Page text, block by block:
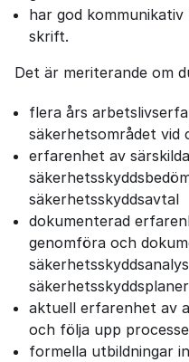
har god
skrift.
Det är meriterande om
flera års
säkerhetsområdet vid
erfarenhet av särskilda
säkerhetsskyddsavtal
dokumenterad
genomföra och
aktuell erfarenhet av
och följa upp
formella utbildningar